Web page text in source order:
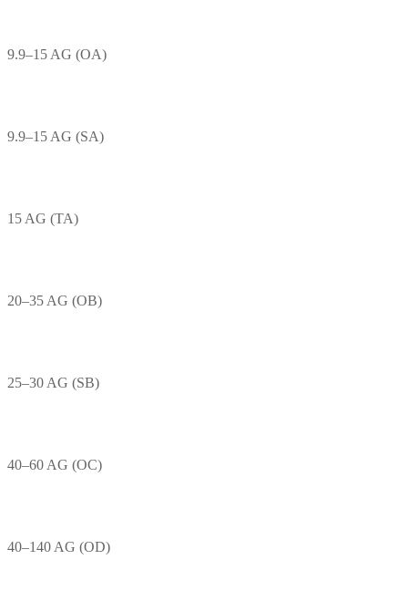
9.9–15 AG (OA)
9.9–15 AG (SA)
15 AG (TA)
20–35 AG (OB)
25–30 AG (SB)
40–60 AG (OC)
40–140 AG (OD)